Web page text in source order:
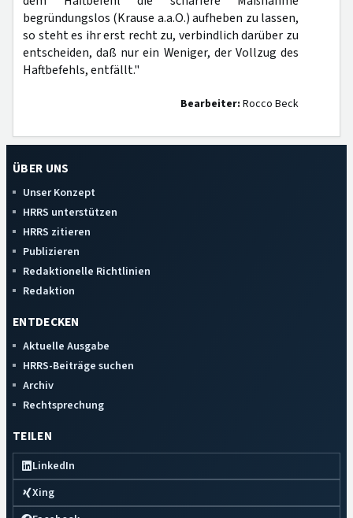
begründungslos (Krause a.a.O.) aufheben zu lassen,
so steht es ihr erst recht zu, verbindlich darüber zu
entscheiden, daß nur ein Weniger, der Vollzug des
Haftbefehls, entfällt."
Bearbeiter: Rocco Beck
ÜBER UNS
Unser Konzept
HRRS unterstützen
HRRS zitieren
Publizieren
Redaktionelle Richtlinien
Redaktion
ENTDECKEN
Aktuelle Ausgabe
HRRS-Beiträge suchen
Archiv
Rechtsprechung
TEILEN
LinkedIn
Xing